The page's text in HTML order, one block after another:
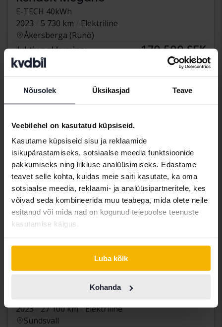
Nõusolek Üksikasjad Teave
Veebilehel on kasutatud küpsiseid.
Kasutame küpsiseid sisu ja reklaamide
isikupärastamiseks, sotsiaalse meedia funktsioonide
pakkumiseks ning liikluse analüüsimiseks. Edastame
teavet selle kohta, kuidas meie saiti kasutate, ka oma
sotsiaalse meedia, reklaami- ja analüüsipartneritele, kes
võivad seda kombineerida muu teabega, mida olete neile
esitanud või mida nad on kogunud teiepoolse teenuste
kasutamise käigus.
Luba kõik
Kohanda
E-TECH 40kWh
2023
5 730 km
Elektriline
Åkersberga (Runö)
Juhtiv pakkumine: 170 500 SEK
Koos rahastamisega 1 453 SEK/kuu
Osta otse 219 900 SEK
Renault Mégane
2023
27 100 km
Elektriline
Sundsvall